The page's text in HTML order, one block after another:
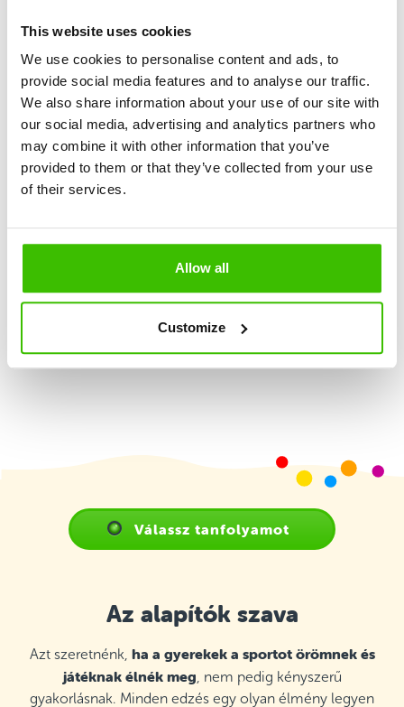
This website uses cookies
We use cookies to personalise content and ads, to
provide social media features and to analyse our traffic.
We also share information about your use of our site with
our social media, advertising and analytics partners who
may combine it with other information that you’ve
provided to them or that they’ve collected from your use
of their services.
Allow all
Customize
Sokoldalú sportedzés, amely az atlétika, torna,
alapul.
12 kulcskészség fejlesztése
Nagy hangsúly a játékosságon és élményszerzésen
Válassz tanfolyamot
Az alapítók szava
Azt szeretnénk, ha a gyerekek a sportot örömnek és
játéknak élnék meg , nem pedig kényszerű
gyakorlásnak. Minden edzés egy olyan élmény legyen